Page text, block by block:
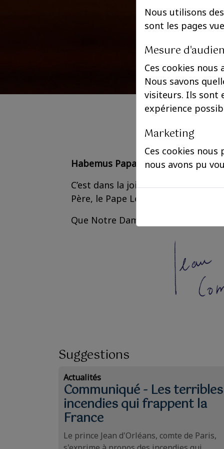
Habemus Papam !
C’est dans la joie et l’espérance
Père, le Pape Léon XIV, qui
Que Notre Dame et Saint Michel
Suggestions
Actualités
Communiqué - Les terribles
incendies qui frappent la
France
Le prince Jean d'Orléans, comte de Paris,
Nous utilisons
sont les pages
Mesure
Ces cookies
Nous savons
visiteurs. Ils sont
expérience
Marketing
Ces cookies
nous avons pu